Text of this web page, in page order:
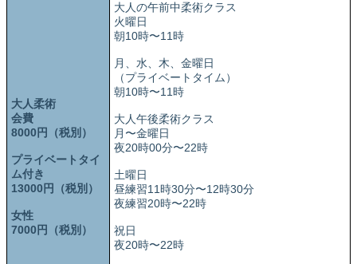
大人柔術
会費
8000円（税別）
プライベートタイ
ム付き
13000円（税別）
女性
7000円（税別）
大人の午前中柔術クラス
火曜日
朝10時〜11時
月、水、木、金曜日
（プライベートタイム）
朝10時〜11時
大人午後柔術クラス
月〜金曜日
夜20時00分〜22時
土曜日
昼練習11時30分〜12時30分
夜練習20時〜22時
祝日
夜20時〜22時